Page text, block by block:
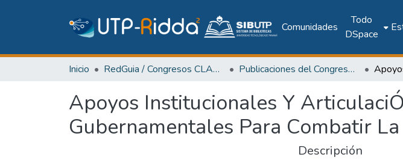
Comunidades
Todo
DSpace
Inicio RedGuia / Congresos CLABES Publicaciones del Congreso Internacional CLABES
Apoyos Institucionales Y
Gubernamentales Para Combatir
Descripción